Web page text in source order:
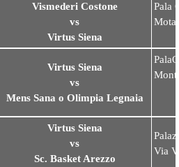
Vismederi Costone
vs
Virtus Siena
Pala
Virtus Siena
vs
Mens Sana o Olimpia Legnaia
Virtus Siena
vs
Sc. Basket Arezzo
Via